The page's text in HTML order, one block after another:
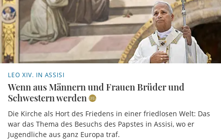
LEO XIV. IN ASSISI
Wenn aus Männern und Frauen Brüder und
Schwestern werden
Die Kirche als Hort des Friedens in einer friedlosen Welt: Das
war das Thema des Besuchs des Papstes in Assisi, wo er
Jugendliche aus ganz Europa traf.